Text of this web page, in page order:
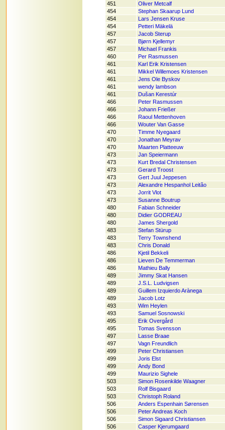
451
Oliver Metcalf
454
Stephan Skaarup Lund
454
Lars Jensen Kruse
454
Petteri Mäkelä
457
Jacob Sterup
457
Bjørn Kjellemyr
457
Michael Frankis
460
Per Rasmussen
461
Karl Erik Kristensen
461
Mikkel Willemoes Kristensen
461
Jens Ole Byskov
461
wendy lambson
461
Dušan Kerestúr
466
Peter Rasmussen
466
Johann Frießer
466
Raoul Mettenhoven
466
Wouter Van Gasse
470
Timme Nyegaard
470
Jonathan Meyrav
470
Maarten Platteeuw
473
Jan Speiermann
473
Kurt Bredal Christensen
473
Gerard Troost
473
Gert Juul Jeppesen
473
Alexandre Hespanhol Leitão
473
Jorrit Vlot
473
Susanne Boutrup
480
Fabian Schneider
480
Didier GODREAU
480
James Shergold
483
Stefan Stürup
483
Terry Townshend
483
Chris Donald
486
Kjetil Bekkeli
486
Lieven De Temmerman
486
Mathieu Bally
489
Jimmy Skat Hansen
489
J.S.L. Ludvigsen
489
Guillem Izquierdo Arànega
489
Jacob Lotz
493
Wim Heylen
493
Samuel Sosnowski
495
Erik Overgård
495
Tomas Svensson
497
Lasse Braae
497
Vagn Freundlich
499
Peter Christiansen
499
Joris Elst
499
Andy Bond
499
Maurizio Sighele
503
Simon Rosenkilde Waagner
503
Rolf Bisgaard
503
Christoph Roland
506
Anders Espenhain Sørensen
506
Peter Andreas Koch
506
Simon Sigaard Christiansen
506
Casper Kjerumgaard